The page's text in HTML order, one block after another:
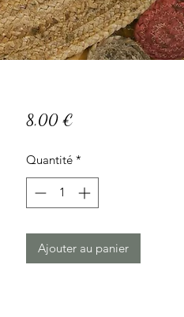
8,00 €Prix
Quantité *
Ajouter au panier